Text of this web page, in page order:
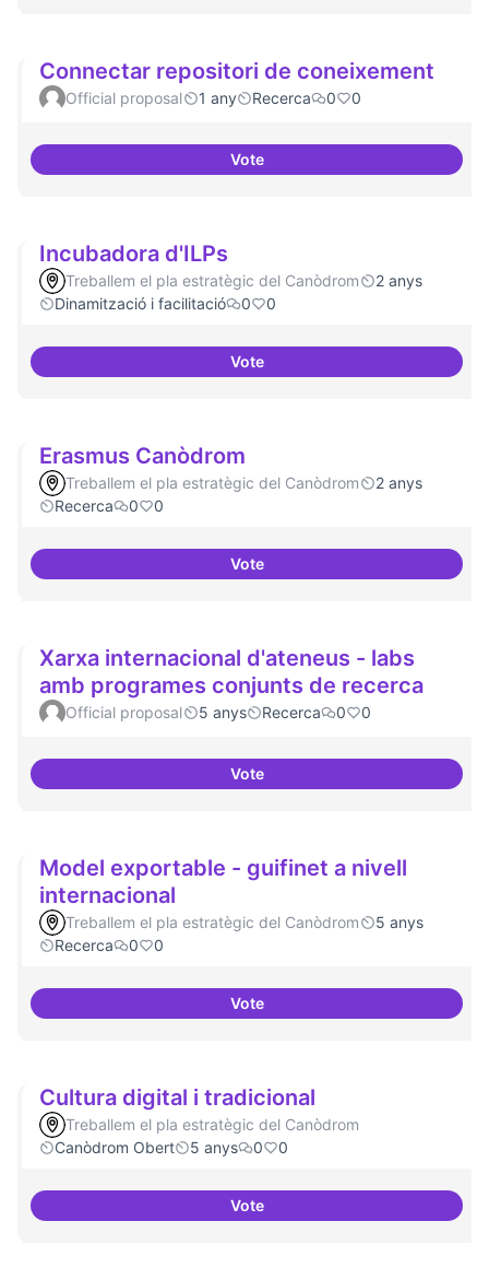
Connectar repositori de coneixement
Official proposal 1 any Recerca 0 0
VoteConnectar repositori de
Incubadora d'ILPs
Treballem el pla estratègic del Canòdrom
2 anys
Dinamització i facilitació
0 0
VoteIncubadora d'ILPs
Erasmus Canòdrom
Treballem el pla estratègic del Canòdrom
2 anys
Recerca
0 0
VoteErasmus Canòdrom
Xarxa internacional d'ateneus - labs
amb programes conjunts de recerca
Official proposal 5 anys Recerca 0 0
VoteXarxa internacional d'ateneus -
Model exportable - guifinet a nivell
internacional
Treballem el pla estratègic del Canòdrom
5 anys
Recerca
0 0
VoteModel exportable - guifinet a
Cultura digital i tradicional
Treballem el pla estratègic del Canòdrom
Canòdrom Obert
5 anys 0 0
VoteCultura digital i tradicional